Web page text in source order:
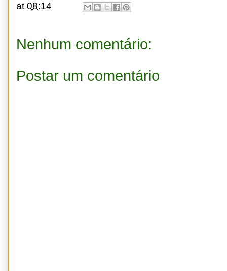
at08:14
Nenhum comentário:
Postar um comentário